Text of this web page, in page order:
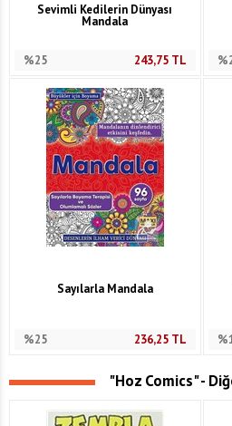
Sevimli Kedilerin Dünyası
Mandala
%25 243,75TL
Sayılarla Mandala
%25 236,25TL
"Hoz Comics" -